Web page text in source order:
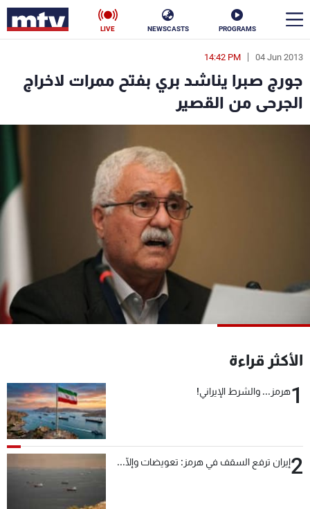
PROGRAMS
NEWSCASTS
LIVE
04 Jun 2013
14:42 PM
جورج صبرا يناشد بري بفتح ممرات لاخراج
الجرحى من القصير
الأكثر قراءة
1هرمز... والشرط الإيراني!
2إيران ترفع السقف في هرمز: تعويضات وإلّا...
en
الأخبار
سياسة ناس
فن
رياضة
البرامج
شاهد البرامج
عن MTV
الإنـتـاج
شروط الإسـتخدام
سياسة الخصوصية